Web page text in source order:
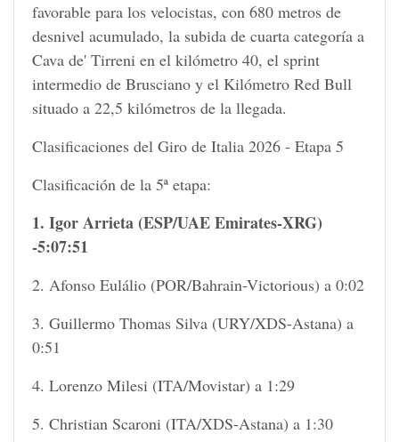
favorable para los velocistas, con 680 metros de
desnivel acumulado, la subida de cuarta categoría a
Cava de' Tirreni en el kilómetro 40, el sprint
intermedio de Brusciano y el Kilómetro Red Bull
situado a 22,5 kilómetros de la llegada.
Clasificaciones del Giro de Italia 2026 - Etapa 5
Clasificación de la 5ª etapa:
1. Igor Arrieta (ESP/UAE Emirates-XRG)
-5:07:51
2. Afonso Eulálio (POR/Bahrain-Victorious) a 0:02
3. Guillermo Thomas Silva (URY/XDS-Astana) a
0:51
4. Lorenzo Milesi (ITA/Movistar) a 1:29
5. Christian Scaroni (ITA/XDS-Astana) a 1:30